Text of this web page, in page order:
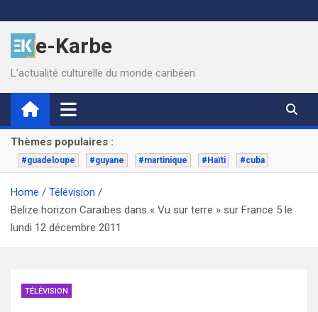
to
contente-Karbe
L'actualité culturelle du monde caribéen
Thèmes populaires :
#guadeloupe #guyane #martinique #Haïti #cuba
Home
Télévision
Belize horizon Caraïbes dans « Vu sur terre » sur France 5 le
lundi 12 décembre 2011
TÉLÉVISION